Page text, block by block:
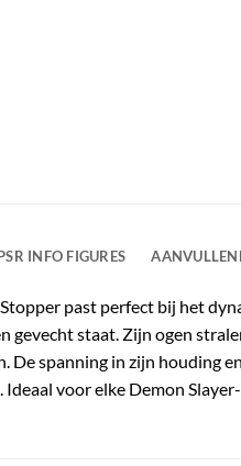
INFO FIGURES
past perfect bij het
gevecht staat. Zijn ogen
De spanning in zijn houding
voor elke Demon